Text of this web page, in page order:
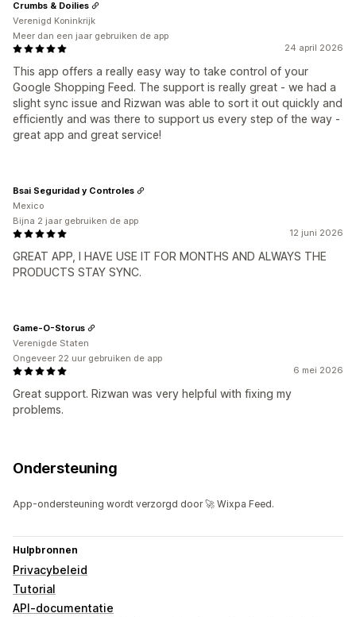
24 april 2026
This app offers a really easy way to take control of your
Google Shopping Feed. The support is really great - we had a
slight sync issue and Rizwan was able to sort it out quickly and
efficiently and was there to support us every step of the way -
great app and great service!
Crumbs & Doilies
Verenigd Koninkrijk
Meer dan een jaar gebruiken de app
12 juni 2026
GREAT APP, I HAVE USE IT FOR MONTHS AND ALWAYS THE
PRODUCTS STAY SYNC.
Bsai Seguridad y Controles
Mexico
Bijna 2 jaar gebruiken de app
6 mei 2026
Great support. Rizwan was very helpful with fixing my
problems.
Game-O-Storus
Verenigde Staten
Ongeveer 22 uur gebruiken de app
Ondersteuning
App-ondersteuning wordt verzorgd door 🚀 Wixpa Feed.
Hulpbronnen
Privacybeleid
Tutorial
API-documentatie